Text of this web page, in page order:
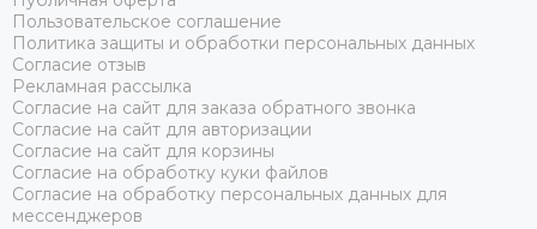
Пользовательское соглашение
Политика защиты и обработки персональных данных
Согласие отзыв
Рекламная рассылка
Согласие на сайт для заказа обратного звонка
Согласие на сайт для авторизации
Согласие на сайт для корзины
Согласие на обработку куки файлов
Согласие на обработку персональных данных для
мессенджеров